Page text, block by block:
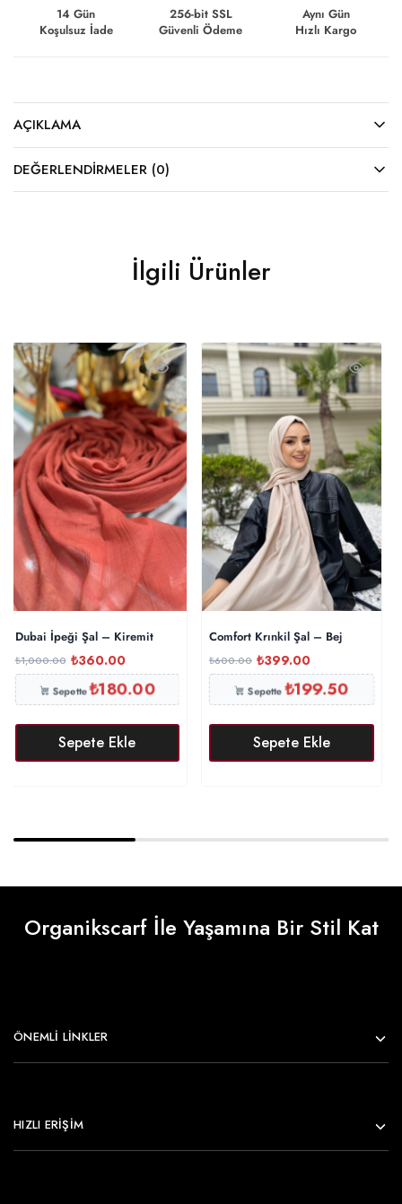
14 Gün
Koşulsuz İade
256-bit SSL
Güvenli Ödeme
Aynı Gün
Hızlı Kargo
AÇIKLAMA
DEĞERLENDIRMELER (0)
İlgili Ürünler
Dubai İpeği Şal – Kiremit
₺1,000.00 ₺360.00
Sepette₺180.00
Sepete Ekle
Comfort Krınkil Şal – Bej
₺600.00 ₺399.00
Sepette₺199.50
Sepete Ekle
Organikscarf İle Yaşamına Bir Stil Kat
ÖNEMLI LINKLER
HIZLI ERİŞİM